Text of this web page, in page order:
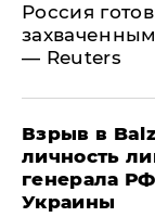
​Россия
— Reuters
​Взрыв в
личность
генерала
Украины